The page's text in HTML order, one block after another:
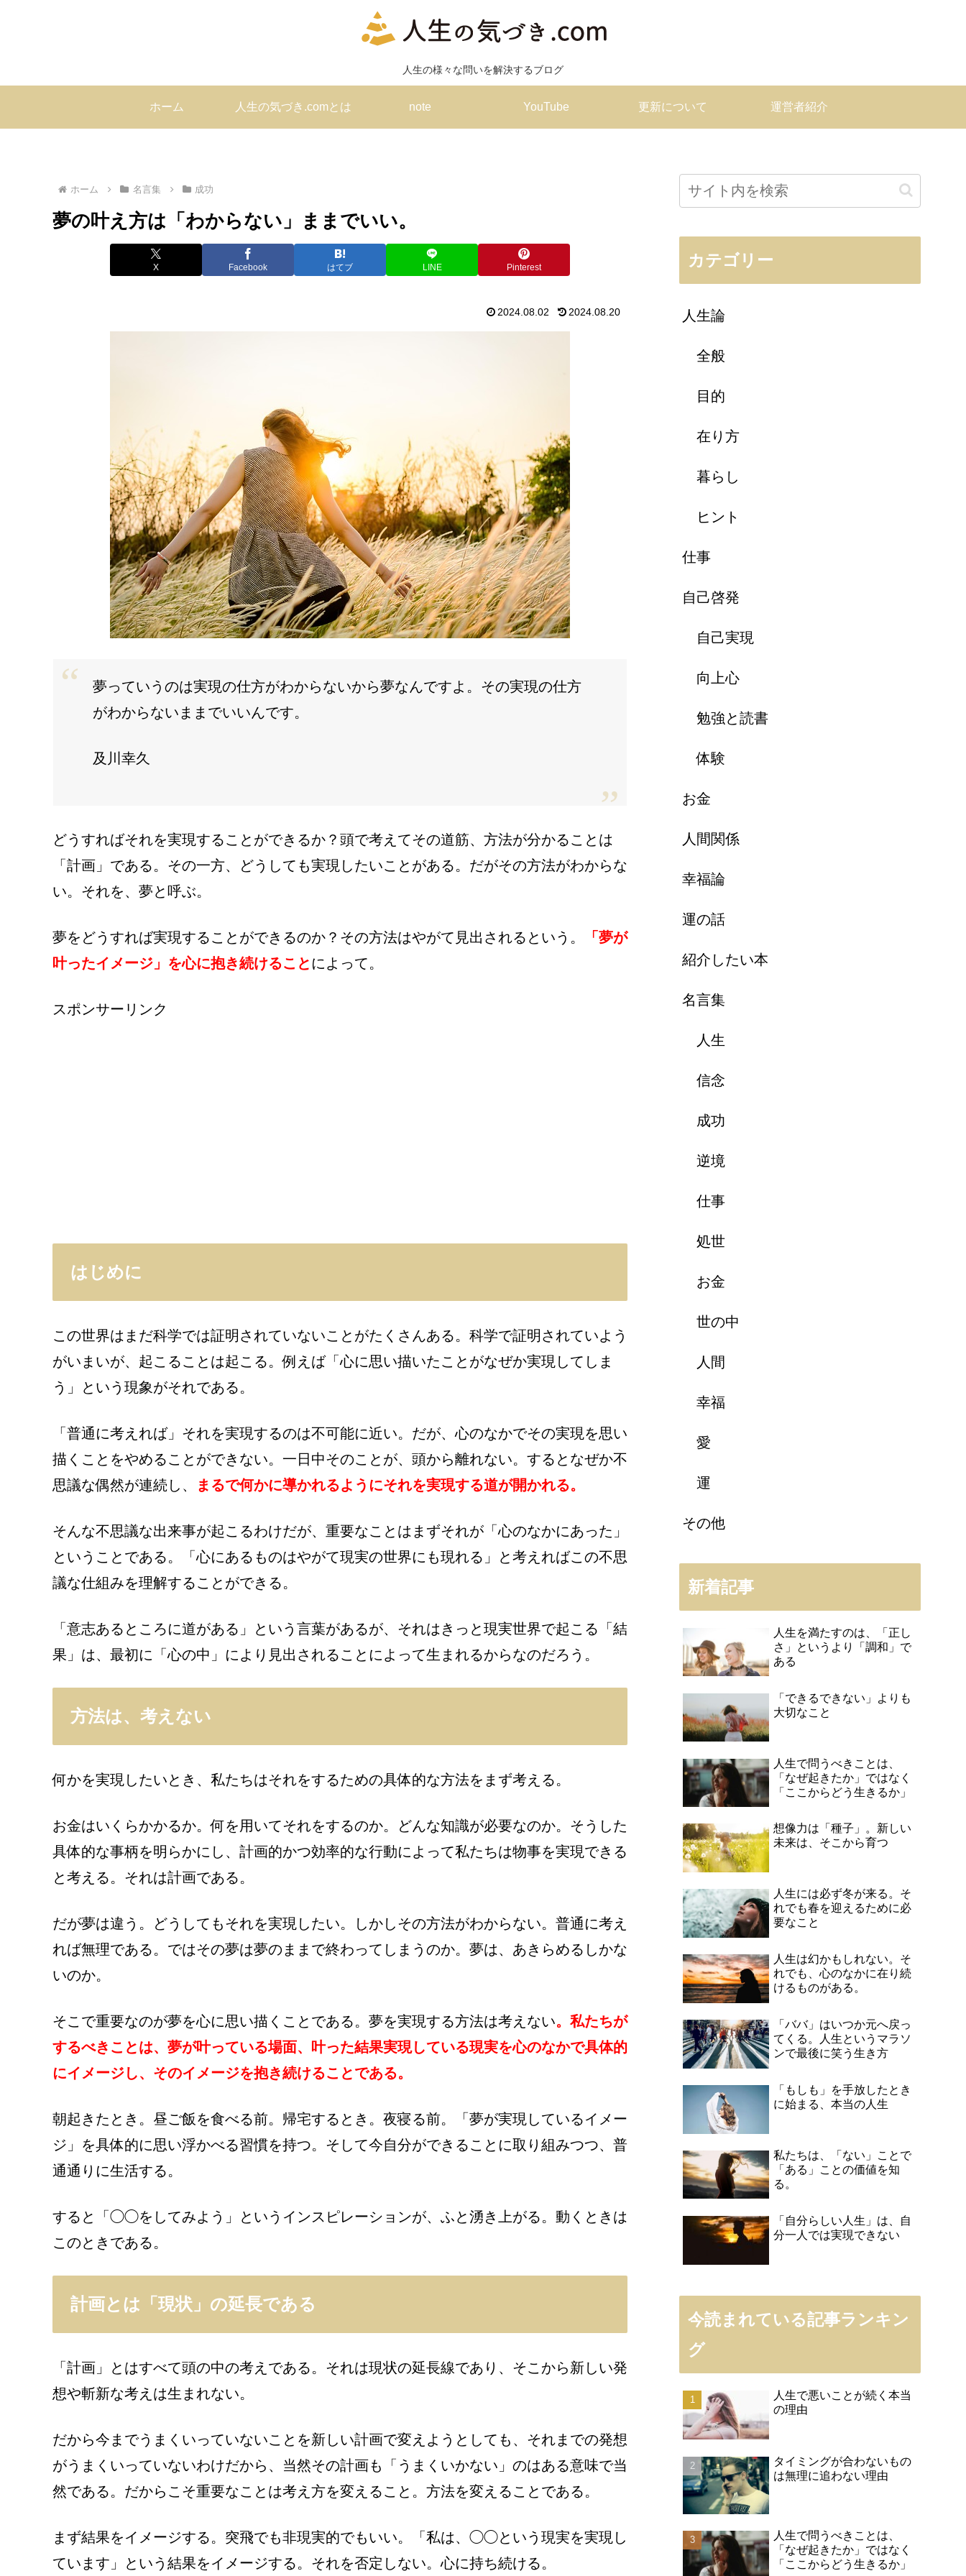
人生の様々な問いを解決するブログ
ホーム 人生の気づき.comとは note YouTube 更新について 運営者紹介
ホーム 名言集 成功
夢の叶え方は「わからない」ままでいい。
X Facebook はてブ LINE Pinterest
2024.08.02 2024.08.20
夢っていうのは実現の仕方がわからないから夢なんですよ。その実現の仕方
がわからないままでいいんです。
及川幸久
どうすればそれを実現することができるか？頭で考えてその道筋、方法が分かることは
「計画」である。その一方、どうしても実現したいことがある。だがその方法がわからな
い。それを、夢と呼ぶ。
夢をどうすれば実現することができるのか？その方法はやがて見出されるという。
「夢が
叶ったイメージ」を心に抱き続けること によって。
スポンサーリンク
はじめに
この世界はまだ科学では証明されていないことがたくさんある。科学で証明されていよう
がいまいが、起こることは起こる。例えば「心に思い描いたことがなぜか実現してしま
う」という現象がそれである。
「普通に考えれば」それを実現するのは不可能に近い。だが、心のなかでその実現を思い
描くことをやめることができない。一日中そのことが、頭から離れない。するとなぜか不
思議な偶然が連続し、
まるで何かに導かれるようにそれを実現する道が開かれる。
そんな不思議な出来事が起こるわけだが、重要なことはまずそれが「心のなかにあった」
ということである。「心にあるものはやがて現実の世界にも現れる」と考えればこの不思
議な仕組みを理解することができる。
「意志あるところに道がある」という言葉があるが、それはきっと現実世界で起こる「結
果」は、最初に「心の中」により見出されることによって生まれるからなのだろう。
方法は、考えない
何かを実現したいとき、私たちはそれをするための具体的な方法をまず考える。
お金はいくらかかるか。何を用いてそれをするのか。どんな知識が必要なのか。そうした
具体的な事柄を明らかにし、計画的かつ効率的な行動によって私たちは物事を実現できる
と考える。それは計画である。
だが夢は違う。どうしてもそれを実現したい。しかしその方法がわからない。普通に考え
れば無理である。ではその夢は夢のままで終わってしまうのか。夢は、あきらめるしかな
いのか。
そこで重要なのが夢を心に思い描くことである。夢を実現する方法は考えない。私たちが
するべきことは、夢が叶っている場面、叶った結果実現している現実を心のなかで具体的
にイメージし、そのイメージを抱き続けることである。
朝起きたとき。昼ご飯を食べる前。帰宅するとき。夜寝る前。「夢が実現しているイメー
ジ」を具体的に思い浮かべる習慣を持つ。そして今自分ができることに取り組みつつ、普
通通りに生活する。
すると「◯◯をしてみよう」というインスピレーションが、ふと湧き上がる。動くときは
このときである。
計画とは「現状」の延長である
「計画」とはすべて頭の中の考えである。それは現状の延長線であり、そこから新しい発
想や斬新な考えは生まれない。
だから今までうまくいっていないことを新しい計画で変えようとしても、それまでの発想
がうまくいっていないわけだから、当然その計画も「うまくいかない」のはある意味で当
然である。だからこそ重要なことは考え方を変えること。方法を変えることである。
まず結果をイメージする。突飛でも非現実的でもいい。「私は、◯◯という現実を実現し
ています」という結果をイメージする。それを否定しない。心に持ち続ける。
カテゴリー
人生論
全般
目的
在り方
暮らし
ヒント
仕事
自己啓発
自己実現
向上心
勉強と読書
体験
お金
人間関係
幸福論
運の話
紹介したい本
名言集
人生
信念
成功
逆境
仕事
処世
お金
世の中
人間
幸福
愛
運
その他
新着記事
人生を満たすのは、「正し
さ」というより「調和」で
ある
「できるできない」よりも
大切なこと
人生で問うべきことは、
「なぜ起きたか」ではなく
「ここからどう生きるか」
想像力は「種子」。新しい
未来は、そこから育つ
人生には必ず冬が来る。そ
れでも春を迎えるために必
要なこと
人生は幻かもしれない。そ
れでも、心のなかに在り続
けるものがある。
「ババ」はいつか元へ戻っ
てくる。人生というマラソ
ンで最後に笑う生き方
「もしも」を手放したとき
に始まる、本当の人生
私たちは、「ない」ことで
「ある」ことの価値を知
る。
「自分らしい人生」は、自
分一人では実現できない
今読まれている記事ランキン
グ
人生で悪いことが続く本当
の理由
タイミングが合わないもの
は無理に追わない理由
人生で問うべきことは、
「なぜ起きたか」ではなく
「ここからどう生きるか」